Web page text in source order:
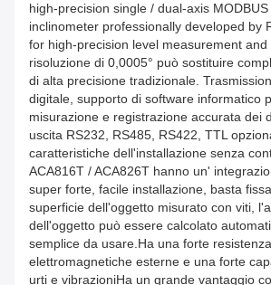
high-precision single / dual-axis
inclinometer professionally developed by
for high-precision level measurement
risoluzione di 0,0005° può sostituire
di alta precisione tradizionale.
digitale, supporto di software informatico
misurazione e registrazione accurata dei
uscita RS232, RS485, RS422, TTL
caratteristiche dell'installazione senza
ACA816T / ACA826T hanno un'
super forte, facile installazione, basta
superficie dell'oggetto misurato con viti,
dell'oggetto può essere calcolato
semplice da usare.Ha una forte
elettromagnetiche esterne e una forte
urti e vibrazioniHa un grande vantaggio